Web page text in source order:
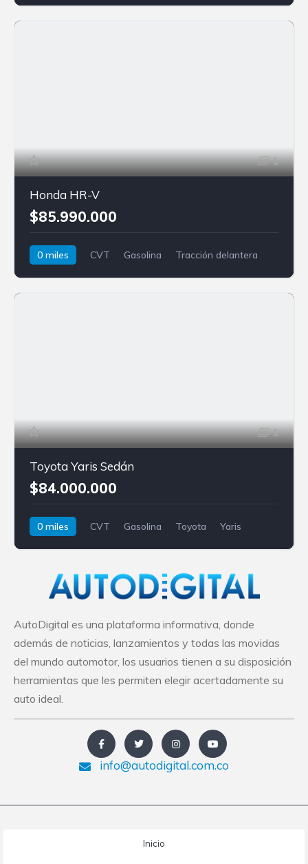
1
Honda HR-V
$85.990.000
0 miles CVT Gasolina
Tracción delantera
1
Toyota Yaris Sedán
$84.000.000
0 miles CVT Gasolina Toyota Yaris
AutoDigital es una plataforma informativa, donde
además de noticias, lanzamientos y todas las movidas
del mundo automotor, los usuarios tienen a su disposición
herramientas que les permiten elegir acertadamente su
auto ideal.
info@autodigital.com.co
Inicio